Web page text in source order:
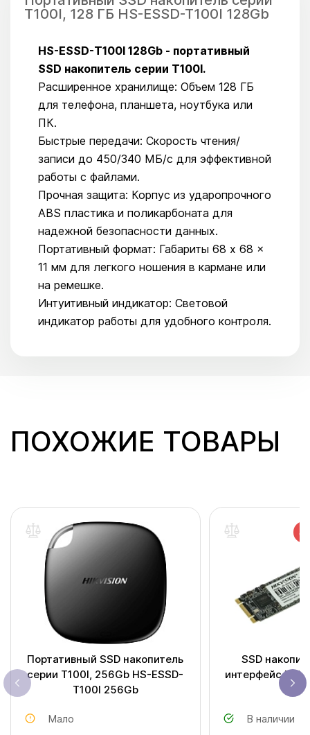
T100I, 128 ГБ HS-ESSD-T100I 128Gb
HS-ESSD-T100I 128Gb - портативный
SSD накопитель серии T100I.
Расширенное хранилище: Объем 128 ГБ
для телефона, планшета, ноутбука или
ПК.
Быстрые передачи: Скорость чтения/
записи до 450/340 МБ/с для эффективной
работы с файлами.
Прочная защита: Корпус из ударопрочного
ABS пластика и поликарбоната для
надежной безопасности данных.
Портативный формат: Габариты 68 x 68 x
11 мм для легкого ношения в кармане или
на ремешке.
Интуитивный индикатор: Световой
индикатор работы для удобного контроля.
ПОХОЖИЕ ТОВАРЫ
Портативный SSD накопитель
серии T100I, 256Gb HS-ESSD-
T100I 256Gb
Мало
SSD
интерфейс M.2
В наличии